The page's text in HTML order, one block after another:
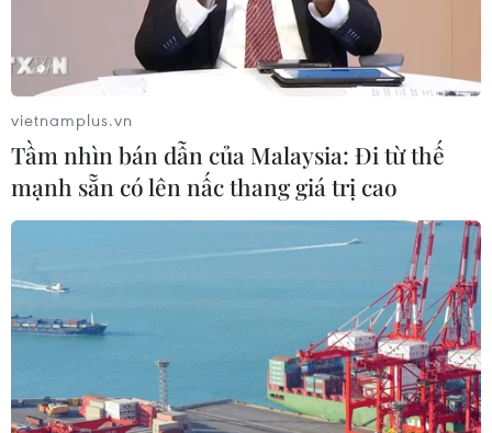
vietnamplus.vn
Tầm nhìn bán dẫn của Malaysia: Đi từ thế
mạnh sẵn có lên nấc thang giá trị cao